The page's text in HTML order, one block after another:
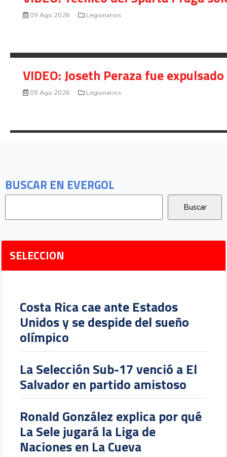
BUSCAR EN EVERGOL
SELECCION
Costa Rica cae ante Estados
Unidos y se despide del sueño
olímpico
La Selección Sub-17 venció a El
Salvador en partido amistoso
Ronald González explica por qué
La Sele jugará la Liga de
Naciones en La Cueva
09 Ago 2026 Legionarios
VIDEO: Joseth Peraza fue
09 Ago 2026 Legionarios